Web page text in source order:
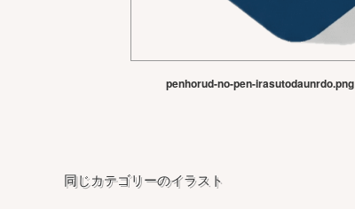
penhorud-no-pen-irasutodaunrdo.png
同じカテゴリーのイラスト